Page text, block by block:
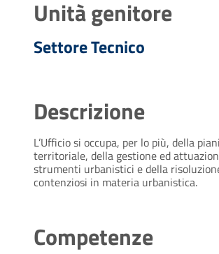
Unità genitore
Settore Tecnico
Descrizione
L’Ufficio si occupa, per lo più, della
territoriale, della gestione ed
strumenti urbanistici e della
contenziosi in materia urbanistica.
Competenze